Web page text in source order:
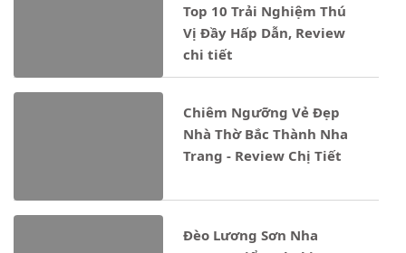
Top 10 Trải Nghiệm Thú
Vị Đầy Hấp Dẫn, Review
chi tiết
Chiêm Ngưỡng Vẻ Đẹp
Nhà Thờ Bắc Thành Nha
Trang - Review Chị Tiết
Đèo Lương Sơn Nha